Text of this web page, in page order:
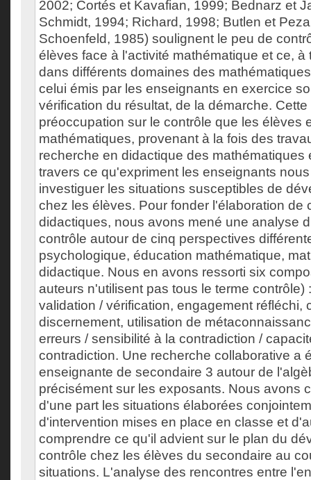
2002; Cortés et Kavafian, 1999; Bednarz et
Schmidt, 1994; Richard, 1998; Butlen et
Schoenfeld, 1985) soulignent le peu de
élèves face à l'activité mathématique et ce, à
dans différents domaines des
celui émis par les enseignants en exercice
vérification du résultat, de la démarche.
préoccupation sur le contrôle que les élèves
mathématiques, provenant à la fois des
recherche en didactique des mathématiques
travers ce qu'expriment les enseignants
investiguer les situations susceptibles de
chez les élèves. Pour fonder l'élaboration de
didactiques, nous avons mené une analyse
contrôle autour de cinq perspectives
psychologique, éducation mathématique,
didactique. Nous en avons ressorti six
auteurs n'utilisent pas tous le terme contrôle)
validation / vérification, engagement réfléchi,
discernement, utilisation de
erreurs / sensibilité à la contradiction /
contradiction. Une recherche collaborative a
enseignante de secondaire 3 autour de
précisément sur les exposants. Nous avons
d'une part les situations élaborées
d'intervention mises en place en classe et
comprendre ce qu'il advient sur le plan du
contrôle chez les élèves du secondaire au
situations. L'analyse des rencontres entre